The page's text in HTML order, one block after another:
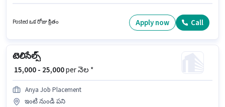
ఉద్యోగానికి Internet Connection కలిగి ఉండటం ముఖ్యం.
Posted ఒక రోజు క్రితం Apply now Call
టెలిసేల్స్
₹ 15,000 - 25,000per నెల *
Anya Job Placement
ఇంటి నుండి పని